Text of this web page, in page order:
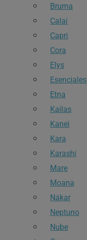
Bruma
Calaí
Capri
Cora
Elys
Esenciales
Etna
Kailas
Kanei
Kara
Karashi
Mare
Moana
Nákar
Neptuno
Nube